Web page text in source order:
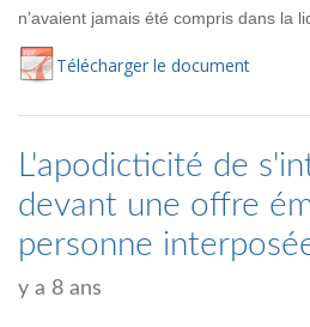
n’avaient jamais été compris dans la
Télécharger le document
L'apodicticité de
devant une offre
personne
y a 8 ans